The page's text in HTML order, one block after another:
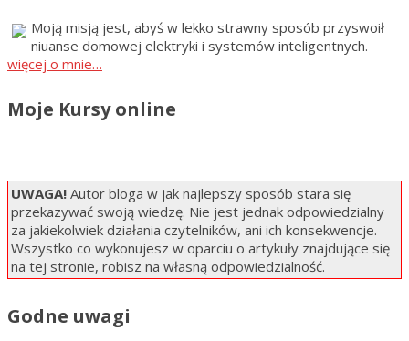
Moją misją jest, abyś w lekko strawny sposób przyswoił
niuanse domowej elektryki i systemów inteligentnych.
więcej o mnie…
Moje Kursy online
UWAGA! Autor bloga w jak najlepszy sposób stara się
przekazywać swoją wiedzę. Nie jest jednak odpowiedzialny
za jakiekolwiek działania czytelników, ani ich konsekwencje.
Wszystko co wykonujesz w oparciu o artykuły znajdujące się
na tej stronie, robisz na własną odpowiedzialność.
Godne uwagi